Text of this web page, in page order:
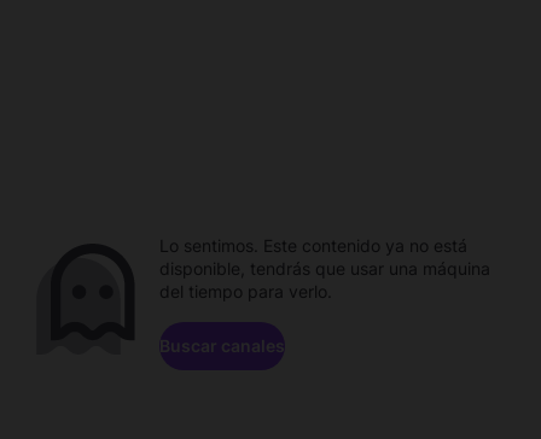
Lo sentimos. Este contenido ya no está
disponible, tendrás que usar una máquina
del tiempo para verlo.
Buscar canales